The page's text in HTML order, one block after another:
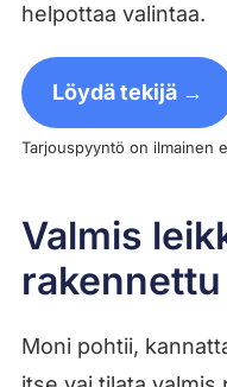
helpottaa valintaa.
Löydä tekijä →
Tarjouspyyntö on ilmainen
Valmis
rakennettu
Moni pohtii,